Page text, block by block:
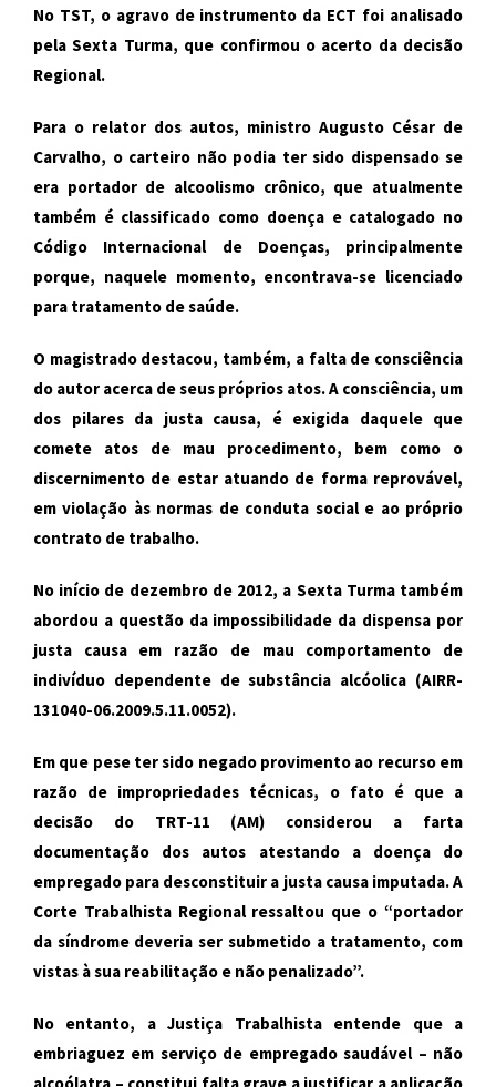
No TST, o agravo de instrumento da ECT foi analisado
pela Sexta Turma, que confirmou o acerto da decisão
Regional.
Para o relator dos autos, ministro Augusto César de
Carvalho, o carteiro não podia ter sido dispensado se
era portador de alcoolismo crônico, que atualmente
também é classificado como doença e catalogado no
Código Internacional de Doenças, principalmente
porque, naquele momento, encontrava-se licenciado
para tratamento de saúde.
O magistrado destacou, também, a falta de consciência
do autor acerca de seus próprios atos. A consciência, um
dos pilares da justa causa, é exigida daquele que
comete atos de mau procedimento, bem como o
discernimento de estar atuando de forma reprovável,
em violação às normas de conduta social e ao próprio
contrato de trabalho.
No início de dezembro de 2012, a Sexta Turma também
abordou a questão da impossibilidade da dispensa por
justa causa em razão de mau comportamento de
indivíduo dependente de substância alcóolica (AIRR-
131040-06.2009.5.11.0052).
Em que pese ter sido negado provimento ao recurso em
razão de impropriedades técnicas, o fato é que a
decisão do TRT-11 (AM) considerou a farta
documentação dos autos atestando a doença do
empregado para desconstituir a justa causa imputada. A
Corte Trabalhista Regional ressaltou que o “portador
da síndrome deveria ser submetido a tratamento, com
vistas à sua reabilitação e não penalizado”.
No entanto, a Justiça Trabalhista entende que a
embriaguez em serviço de empregado saudável – não